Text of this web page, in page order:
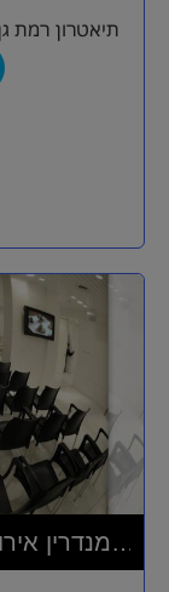
תיאטרון רמת
מנדרין